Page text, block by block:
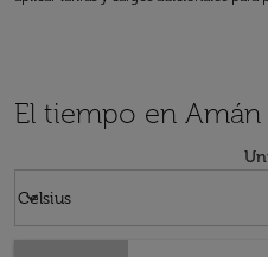
El tiempo en Amán
Celsius
keyboard_arrow_down